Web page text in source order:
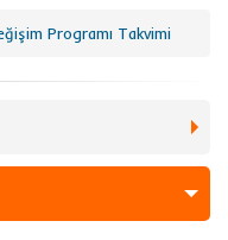
Programı Takvimi